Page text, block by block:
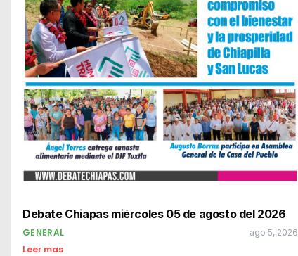
Debate Chiapas miércoles 05 de agosto del 2026
GENERAL ago 5, 2026
Leer mas